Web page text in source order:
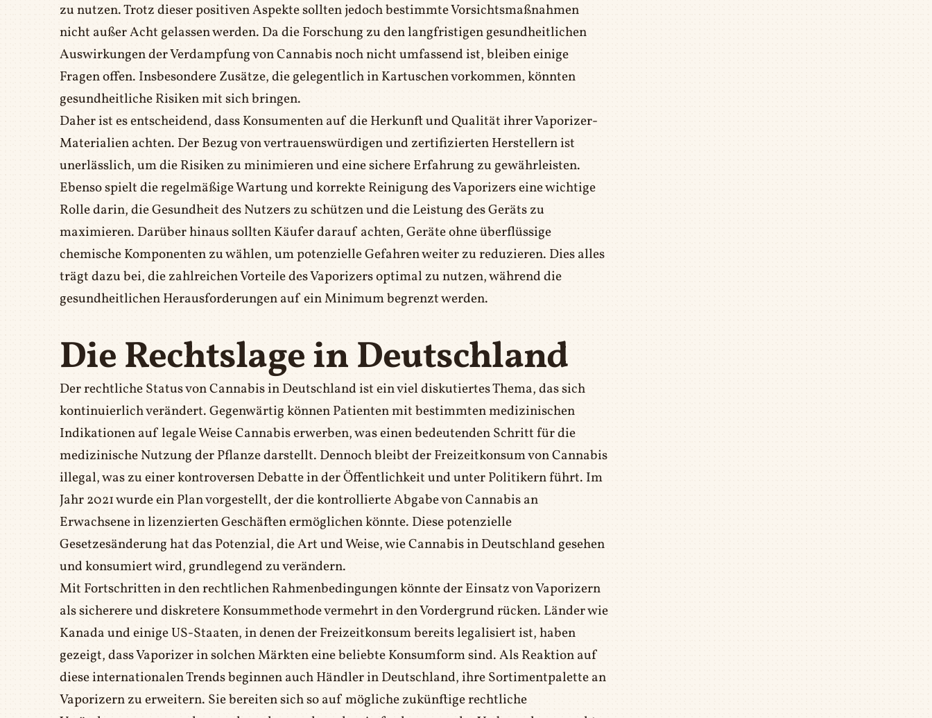
zu nutzen. Trotz dieser positiven Aspekte sollten jedoch bestimmte Vorsichtsmaßnahmen
nicht außer Acht gelassen werden. Da die Forschung zu den langfristigen gesundheitlichen
Auswirkungen der Verdampfung von Cannabis noch nicht umfassend ist, bleiben einige
Fragen offen. Insbesondere Zusätze, die gelegentlich in Kartuschen vorkommen, könnten
gesundheitliche Risiken mit sich bringen.
Daher ist es entscheidend, dass Konsumenten auf die Herkunft und Qualität ihrer Vaporizer-
Materialien achten. Der Bezug von vertrauenswürdigen und zertifizierten Herstellern ist
unerlässlich, um die Risiken zu minimieren und eine sichere Erfahrung zu gewährleisten.
Ebenso spielt die regelmäßige Wartung und korrekte Reinigung des Vaporizers eine wichtige
Rolle darin, die Gesundheit des Nutzers zu schützen und die Leistung des Geräts zu
maximieren. Darüber hinaus sollten Käufer darauf achten, Geräte ohne überflüssige
chemische Komponenten zu wählen, um potenzielle Gefahren weiter zu reduzieren. Dies alles
trägt dazu bei, die zahlreichen Vorteile des Vaporizers optimal zu nutzen, während die
gesundheitlichen Herausforderungen auf ein Minimum begrenzt werden.
Die Rechtslage in Deutschland
Der rechtliche Status von Cannabis in Deutschland ist ein viel diskutiertes Thema, das sich
kontinuierlich verändert. Gegenwärtig können Patienten mit bestimmten medizinischen
Indikationen auf legale Weise Cannabis erwerben, was einen bedeutenden Schritt für die
medizinische Nutzung der Pflanze darstellt. Dennoch bleibt der Freizeitkonsum von Cannabis
illegal, was zu einer kontroversen Debatte in der Öffentlichkeit und unter Politikern führt. Im
Jahr 2021 wurde ein Plan vorgestellt, der die kontrollierte Abgabe von Cannabis an
Erwachsene in lizenzierten Geschäften ermöglichen könnte. Diese potenzielle
Gesetzesänderung hat das Potenzial, die Art und Weise, wie Cannabis in Deutschland gesehen
und konsumiert wird, grundlegend zu verändern.
Mit Fortschritten in den rechtlichen Rahmenbedingungen könnte der Einsatz von Vaporizern
als sicherere und diskretere Konsummethode vermehrt in den Vordergrund rücken. Länder wie
Kanada und einige US-Staaten, in denen der Freizeitkonsum bereits legalisiert ist, haben
gezeigt, dass Vaporizer in solchen Märkten eine beliebte Konsumform sind. Als Reaktion auf
diese internationalen Trends beginnen auch Händler in Deutschland, ihre Sortimentpalette an
Vaporizern zu erweitern. Sie bereiten sich so auf mögliche zukünftige rechtliche